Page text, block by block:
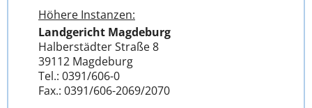
Höhere Instanzen:
Landgericht Magdeburg
Halberstädter Straße 8
39112 Magdeburg
Tel.: 0391/606-0
Fax.: 0391/606-2069/2070